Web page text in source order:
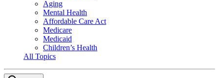
Aging
Mental Health
Affordable Care Act
Medicare
Medicaid
Children’s Health
All Topics